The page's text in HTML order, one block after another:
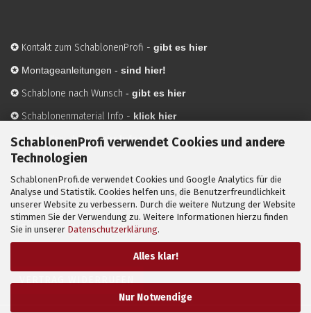
SchablonenProfi verwendet Cookies und andere
Technologien
SchablonenProfi.de verwendet Cookies und Google Analytics für die
Analyse und Statistik. Cookies helfen uns, die Benutzerfreundlichkeit
unserer Website zu verbessern. Durch die weitere Nutzung der Website
stimmen Sie der Verwendung zu. Weitere Informationen hierzu finden
Sie in unserer Datenschutzerklärung.
Alles klar!
Nur Notwendige
✪ Kontakt zum SchablonenProfi - gibt es hier
✪ Montageanleitungen - sind hier!
✪ Schablone nach Wunsch - gibt es hier
✪ Schablonenmaterial Info - klick hier
✪Hersteller-hier mehr Infos
Mit ✪ gekennzeichnete Bilder sind KI-generierte
Anwendungsbeispiele zur Visualisierung der Motive.
© SchablonenProfi.de2026